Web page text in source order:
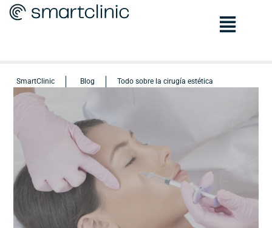
SmartClinic Blog Todo sobre la cirugía estética